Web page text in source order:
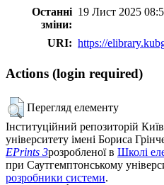
Останні
зміни:
19 Лист 2025
URI: https://
Actions (login required)
Перегляд елементу
Інституційний репозиторій
університету імені Бориса
EPrints 3розробленої в Школі
при Саутгемптонському
розробники системи.